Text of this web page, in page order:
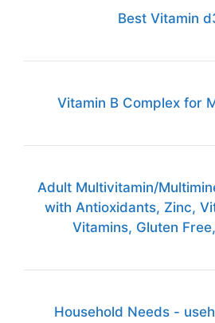
Best Vitamin
Vitamin B Complex for
Adult Multivitamin/
with Antioxidants, Zinc,
Vitamins, Gluten
Household Needs -